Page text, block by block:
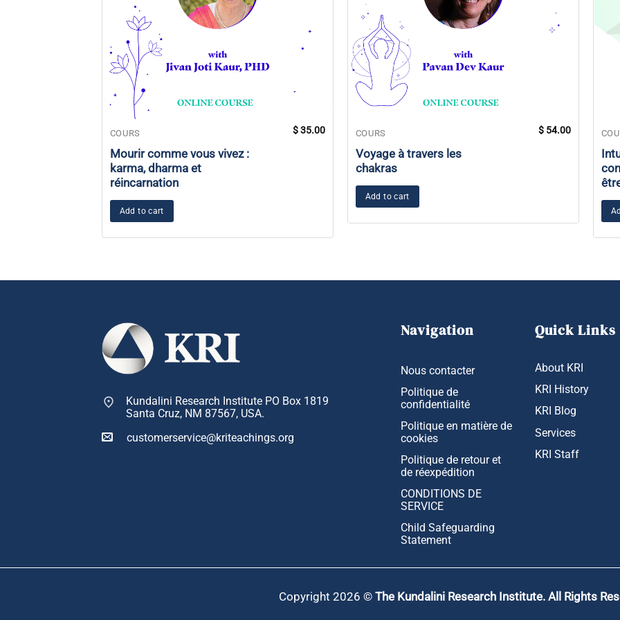
COURS
Mourir comme vous vivez :
karma, dharma et
réincarnation
$35.00
Add to cart
COURS
Voyage à travers les
chakras
$ 54.00
Add to cart
Kundalini Research Institute PO Box 1819
Santa Cruz, NM 87567, USA.
customerservice@kriteachings.org
Navigation
Nous contacter
Politique de
confidentialité
Politique en matière de
cookies
Politique de retour et
de réexpédition
CONDITIONS DE
SERVICE
Child Safeguarding
Statement
Quick Links
About KRI
KRI History
KRI Blog
Services
KRI Staff
Copyright 2026 © The Kundalini Research Institute. All Rights